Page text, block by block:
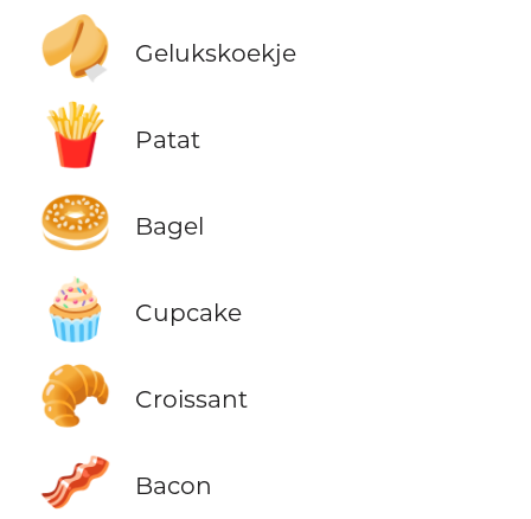
🥠 Gelukskoekje
🍟 Patat
🥯 Bagel
🧁 Cupcake
🥐 Croissant
🥓 Bacon